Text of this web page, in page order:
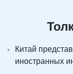
Китай
иностранных